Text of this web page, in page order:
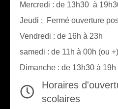
Mercredi : de 13h30 à
Jeudi : Fermé ouverture
Vendredi : de 16h à 23h
samedi : de 11h à 00h (ou +)
Dimanche : de 13h30 à 19h
Horaires
scolaires